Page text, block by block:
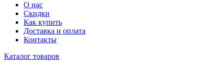
О нас
Скидки
Как купить
Доставка и оплата
Контакты
Каталог товаров